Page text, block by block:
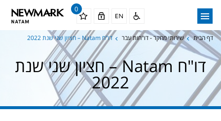
0
דף הבית שירותי מחקר - דו"חות עבר דו"ח Natam – חציון שני שנת 2022
דו"ח Natam – חציון שני שנת
2022